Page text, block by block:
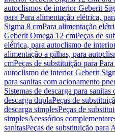
autoclismos de interior Geberit
para Para alimentação elétrica,
Sigma 8 cmPara alimentação
Geberit Omega 12 cmPeças de
elétrica, para autoclismo de
alimentação a pilhas, para
cmPeças de substituição para
autoclismo de interior Geberit
para sanitas com acionamento
Sistemas de descarga para
descarga duplaPeças de
descarga simplesPeças de
simplesAcessórios
sanitasPeças de substituição para